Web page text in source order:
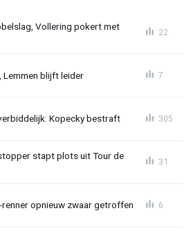
Vollering pokert met
22
Lemmen blijft leider 7
Kopecky bestraft 305
stapt plots uit Tour de
31
opnieuw zwaar getroffen 6